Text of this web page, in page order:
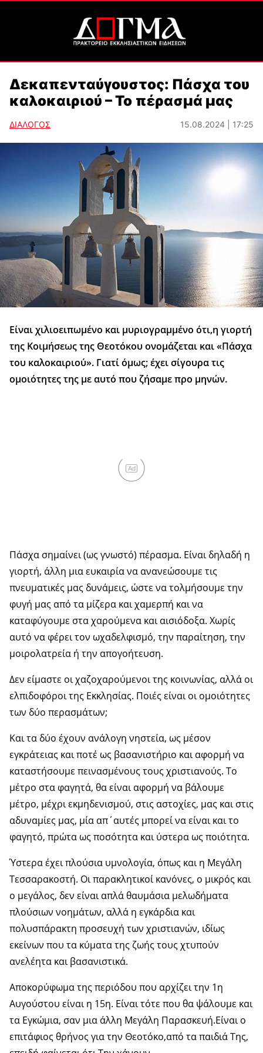
Δεκαπενταύγουστος: Πάσχα του
καλοκαιριού – Το πέρασμά μας
ΔΙΑΛΟΓΟΣ 15.08.2024 | 17:25
Είναι χιλιοειπωμένο και μυριογραμμένο ότι,η γιορτή
της Κοιμήσεως της Θεοτόκου ονομάζεται και «Πάσχα
του καλοκαιριού». Γιατί όμως; έχει σίγουρα τις
ομοιότητες της με αυτό που ζήσαμε προ μηνών.
Ad
Πάσχα σημαίνει (ως γνωστό) πέρασμα. Είναι δηλαδή η
γιορτή, άλλη μια ευκαιρία να ανανεώσουμε τις
πνευματικές μας δυνάμεις, ώστε να τολμήσουμε την
φυγή μας από τα μίζερα και χαμερπή και να
καταφύγουμε στα χαρούμενα και αισιόδοξα. Χωρίς
αυτό να φέρει τον ωχαδελφισμό, την παραίτηση, την
μοιρολατρεία ή την απογοήτευση.
Δεν είμαστε οι χαζοχαρούμενοι της κοινωνίας, αλλά οι
ελπιδοφόροι της Εκκλησίας. Ποιές είναι οι ομοιότητες
των δύο περασμάτων;
Και τα δύο έχουν ανάλογη νηστεία, ως μέσον
εγκράτειας και ποτέ ως βασανιστήριο και αφορμή να
καταστήσουμε πεινασμένους τους χριστιανούς. Το
μέτρο στα φαγητά, θα είναι αφορμή να βάλουμε
μέτρο, μέχρι εκμηδενισμού, στις αστοχίες, μας και στις
αδυναμίες μας, μία απ΄αυτές μπορεί να είναι και το
φαγητό, πρώτα ως ποσότητα και ύστερα ως ποιότητα.
Ύστερα έχει πλούσια υμνολογία, όπως και η Μεγάλη
Τεσσαρακοστή. Οι παρακλητικοί κανόνες, ο μικρός και
ο μεγάλος, δεν είναι απλά θαυμάσια μελωδήματα
πλούσιων νοημάτων, αλλά η εγκάρδια και
πολυσπάρακτη προσευχή των χριστιανών, ιδίως
εκείνων που τα κύματα της ζωής τους χτυπούν
ανελέητα και βασανιστικά.
Αποκορύφωμα της περιόδου που αρχίζει την 1η
Αυγούστου είναι η 15η. Είναι τότε που θα ψάλουμε και
τα Εγκώμια, σαν μια άλλη Μεγάλη Παρασκευή.Είναι ο
επιτάφιος θρήνος για την Θεοτόκο,από τα παιδιά Της,